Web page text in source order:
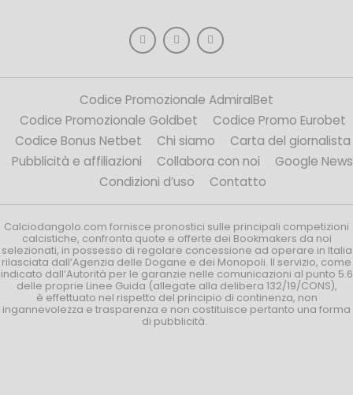
Codice Promozionale AdmiralBet
Codice Promozionale Goldbet
Codice Promo Eurobet
Codice Bonus Netbet
Chi siamo
Carta del giornalista
Pubblicità e affiliazioni
Collabora con noi
Google News
Condizioni d’uso
Contatto
Calciodangolo.com fornisce pronostici sulle principali competizioni
calcistiche, confronta quote e offerte dei Bookmakers da noi
selezionati, in possesso di regolare concessione ad operare in Italia
rilasciata dall’Agenzia delle Dogane e dei Monopoli. Il servizio, come
indicato dall’Autorità per le garanzie nelle comunicazioni al punto 5.6
delle proprie Linee Guida (allegate alla delibera 132/19/CONS),
è effettuato nel rispetto del principio di continenza, non
ingannevolezza e trasparenza e non costituisce pertanto una forma
di pubblicità.